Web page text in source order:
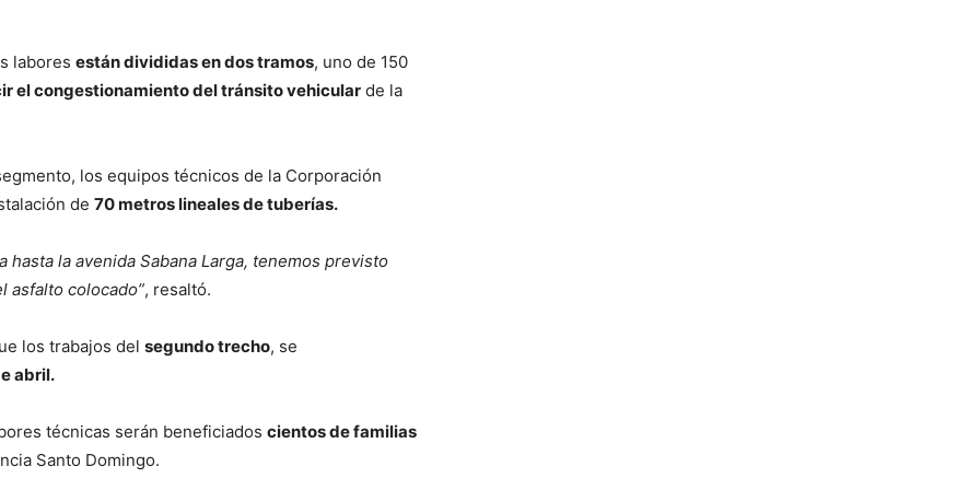
labores están divididas en dos tramos, uno de 150
el congestionamiento del tránsito vehicular de la
los equipos técnicos de la Corporación
de 70 metros lineales de tuberías.
hasta la avenida Sabana Larga, tenemos previsto
asfalto colocado”, resaltó.
los trabajos del segundo trecho, se
abril.
técnicas serán beneficiados cientos de familias
Santo Domingo.